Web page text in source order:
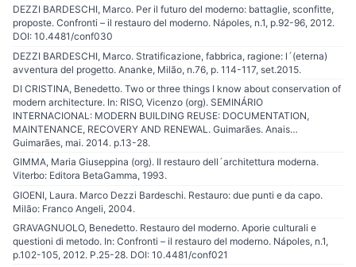
DEZZI BARDESCHI, Marco. Per il futuro del moderno: battaglie, sconfitte,
proposte. Confronti – il restauro del moderno. Nápoles, n.1, p.92-96, 2012.
DOI: 10.4481/conf030
DEZZI BARDESCHI, Marco. Stratificazione, fabbrica, ragione: l´(eterna)
avventura del progetto. Ananke, Milão, n.76, p. 114-117, set.2015.
DI CRISTINA, Benedetto. Two or three things I know about conservation of
modern architecture. In: RISO, Vicenzo (org). SEMINÁRIO
INTERNACIONAL: MODERN BUILDING REUSE: DOCUMENTATION,
MAINTENANCE, RECOVERY AND RENEWAL. Guimarães. Anais…
Guimarães, mai. 2014. p.13-28.
GIMMA, Maria Giuseppina (org). Il restauro dell´architettura moderna.
Viterbo: Editora BetaGamma, 1993.
GIOENI, Laura. Marco Dezzi Bardeschi. Restauro: due punti e da capo.
Milão: Franco Angeli, 2004.
GRAVAGNUOLO, Benedetto. Restauro del moderno. Aporie culturali e
questioni di metodo. In: Confronti – il restauro del moderno. Nápoles, n.1,
p.102-105, 2012. P.25-28. DOI: 10.4481/conf021